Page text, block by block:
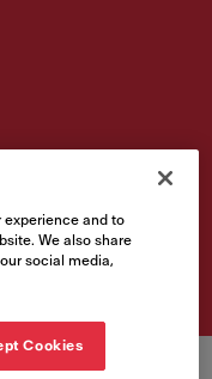
kupić
experience and to
We also share
social media,
Cookies